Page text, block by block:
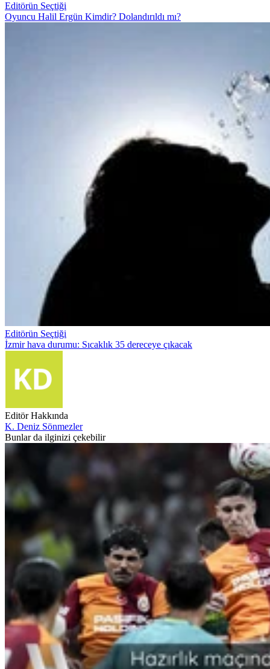
Editörün Seçtiği
Oyuncu Halil Ergün Kimdir? Dolandırıldı mı?
Editörün Seçtiği
İzmir hava durumu: Sıcaklık 35 dereceye çıkacak
Editör Hakkında
K. Deniz Sönmezler
Bunlar da ilginizi çekebilir